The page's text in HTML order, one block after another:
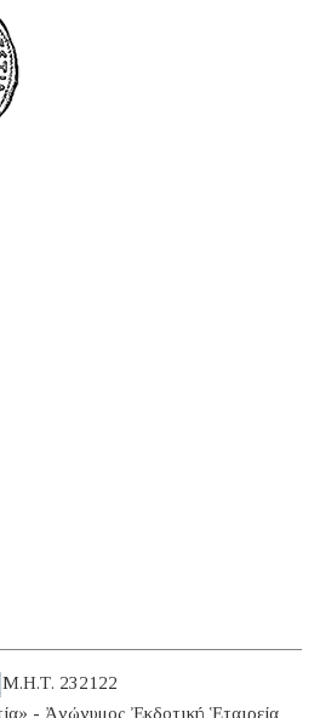
Μ.Η.Τ. 232122
- Ἀνώνυμος Ἐκδοτική Ἑταιρεία